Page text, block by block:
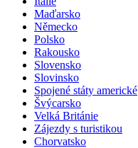
Maďarsko
Německo
Polsko
Rakousko
Slovensko
Slovinsko
Spojené státy americké
Švýcarsko
Velká Británie
Zájezdy s turistikou
Chorvatsko